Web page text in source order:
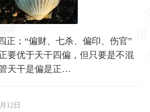
正；“偏财、七杀、偏印、伤官”
要优于天干四偏，但只要是不混
天干是偏是正…
12日